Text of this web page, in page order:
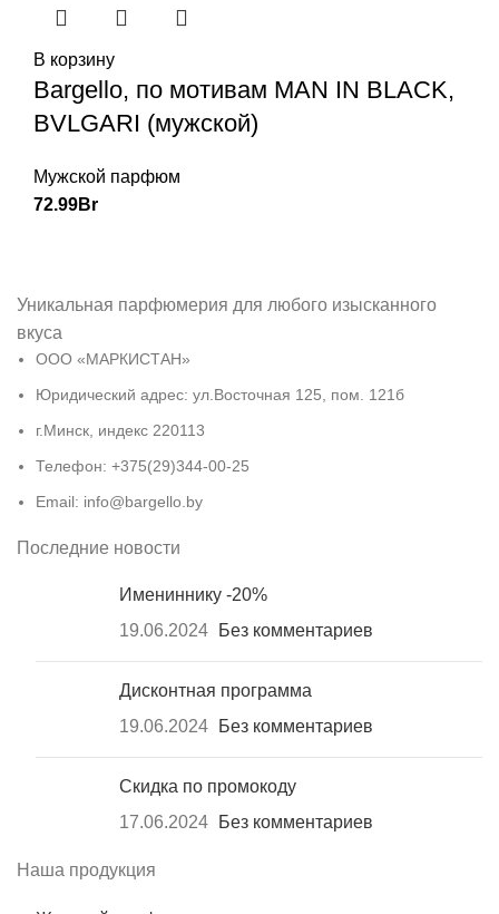
В корзину
Bargello, по мотивам MAN IN BLACK,
BVLGARI (мужской)
Мужской парфюм
72.99Br
Уникальная парфюмерия для любого изысканного
вкуса
ООО «МАРКИСТАН»
Юридический адрес: ул.Восточная 125, пом. 121б
г.Минск, индекс 220113
Телефон: +375(29)344-00-25
Email: info@bargello.by
Последние новости
Имениннику -20%
19.06.2024
Без комментариев
Дисконтная программа
19.06.2024
Без комментариев
Скидка по промокоду
17.06.2024
Без комментариев
Наша продукция